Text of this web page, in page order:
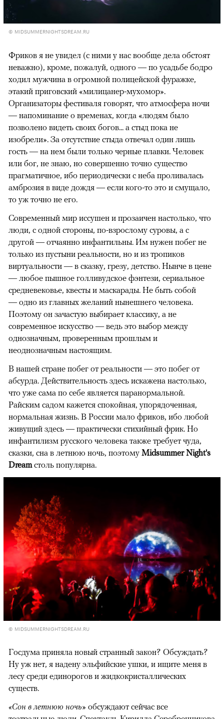
© MIDSUMMERNIGHTSDREAM.RU
00:00 / 00:00
Фриков я не увидел (с ними у нас вообще дела обстоят
неважно), кроме, пожалуй, одного — по усадьбе бодро
ходил мужчина в огромной полицейской фуражке,
этакий приговский «милицанер-мухомор».
Организаторы фестиваля говорят, что атмосфера ночи
— напоминание о временах, когда «людям было
позволено видеть своих богов... а стыд пока не
изобрели». За отсутствие стыда отвечал один лишь
гость — на нем были только черные плавки. Человек
или бог, не знаю, но совершенно точно существо
прагматичное, ибо периодически с неба проливалась
амброзия в виде дождя — если кого-то это и смущало,
то уж точно не его.
Современный мир иссушен и прозаичен настолько, что
люди, с одной стороны, по-взрослому суровы, а с
другой — отчаянно инфантильны. Им нужен побег не
только из пустыни реальности, но и из тропиков
виртуальности — в сказку, грезу, детство. Нынче в цене
— любое пышное голливудское фэнтези, сериальное
средневековье, квесты и маскарады. Не быть собой
— одно из главных желаний нынешнего человека.
Поэтому он зачастую выбирает классику, а не
современное искусство — ведь это выбор между
однозначным, проверенным прошлым и
неоднозначным настоящим.
В нашей стране побег от реальности — это побег от
абсурда. Действительность здесь искажена настолько,
что уже сама по себе является паранормальной.
Райским садом кажется спокойная, упорядоченная,
нормальная жизнь. В России мало фриков, ибо любой
живущий здесь — практически стихийный фрик. Но
инфантилизм русского человека также требует чуда,
сказки, сна в летнюю ночь, поэтому Midsummer Night's
Dream столь популярна.
© MIDSUMMERNIGHTSDREAM.RU
Госдума приняла новый странный закон? Обсуждать?
Ну уж нет, я надену эльфийские ушки, и ищите меня в
лесу среди единорогов и жидкокристаллических
существ.
«Сон в летнюю ночь» обсуждают сейчас все